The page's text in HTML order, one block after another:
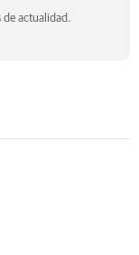
actualidad.